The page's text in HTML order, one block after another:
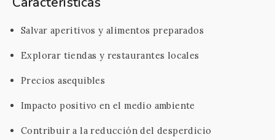
Salvar aperitivos y alimentos preparados
Explorar tiendas y restaurantes locales
Precios asequibles
Impacto positivo en el medio ambiente
Contribuir a la reducción del desperdicio